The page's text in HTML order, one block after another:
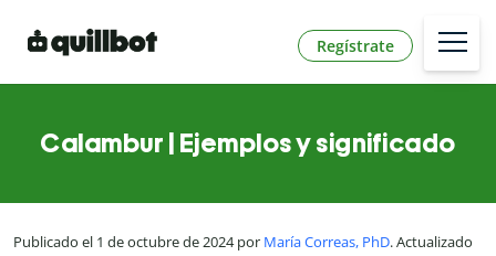
Regístrate
Calambur | Ejemplos y significado
Publicado el 1 de octubre de 2024 por María Correas, PhD. Actualizado